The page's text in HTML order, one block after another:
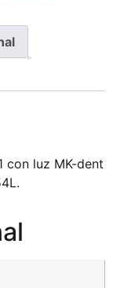
con luz MK-dent